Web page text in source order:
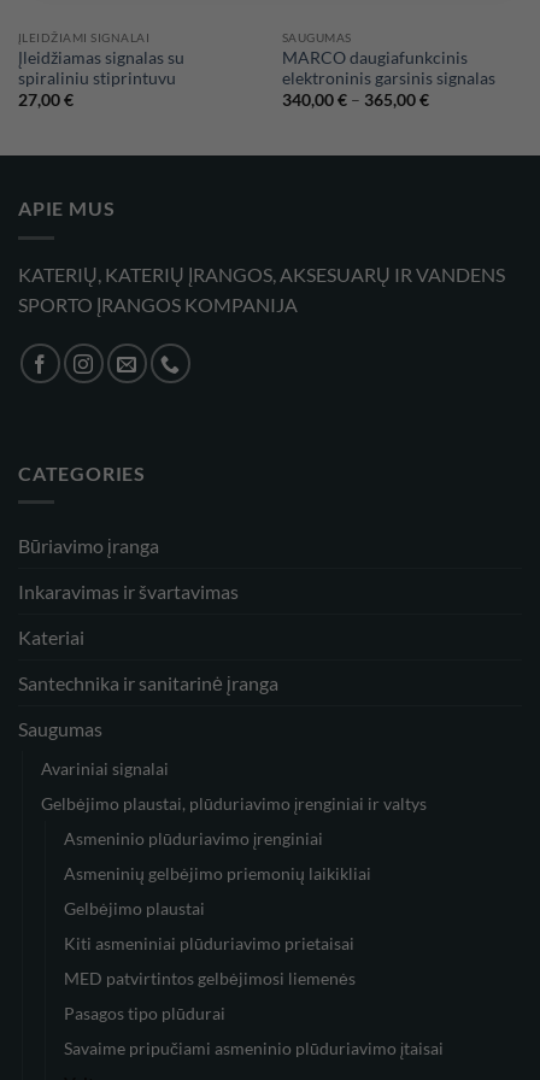
ĮLEIDŽIAMI SIGNALAI
Įleidžiamas signalas su
spiraliniu stiprintuvu
27,00€
SAUGUMAS
MARCO daugiafunkcinis
elektroninis garsinis signalas
340,00€ – 365,00€Price
365,00 €
APIE MUS
KATERIŲ, KATERIŲ ĮRANGOS, AKSESUARŲ IR VANDENS
SPORTO ĮRANGOS KOMPANIJA
CATEGORIES
Būriavimo įranga
Inkaravimas ir švartavimas
Kateriai
Santechnika ir sanitarinė įranga
Saugumas
Avariniai signalai
Gelbėjimo plaustai, plūduriavimo įrenginiai ir valtys
Asmeninio plūduriavimo įrenginiai
Asmeninių gelbėjimo priemonių laikikliai
Gelbėjimo plaustai
Kiti asmeniniai plūduriavimo prietaisai
MED patvirtintos gelbėjimosi liemenės
Pasagos tipo plūdurai
Savaime pripučiami asmeninio plūduriavimo įtaisai